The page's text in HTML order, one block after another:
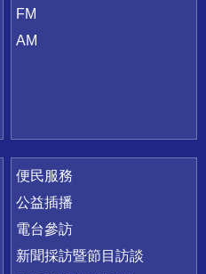
FM
AM
便民服務
公益插播
電台參訪
新聞採訪暨節目訪談